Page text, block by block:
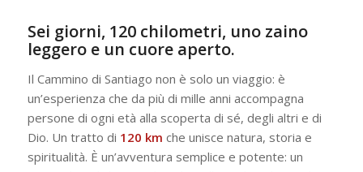
Sei giorni, 120 chilometri, uno zaino
leggero e un cuore aperto.
Il Cammino di Santiago non è solo un viaggio: è
un’esperienza che da più di mille anni accompagna
persone di ogni età alla scoperta di sé, degli altri e di
Dio. Un tratto di 120 km che unisce natura, storia e
spiritualità. È un’avventura semplice e potente: un